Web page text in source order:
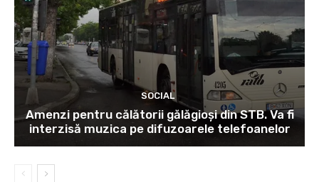
SOCIAL
Amenzi pentru călătorii gălăgioși din STB. Va fi
interzisă muzica pe difuzoarele telefoanelor